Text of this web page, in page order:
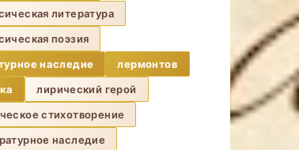
литература
поэзия
наследие
лермонтов
лирический герой
стихотворение
наследие